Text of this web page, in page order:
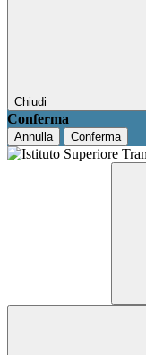
Chiudi
Conferma
Annulla Conferma